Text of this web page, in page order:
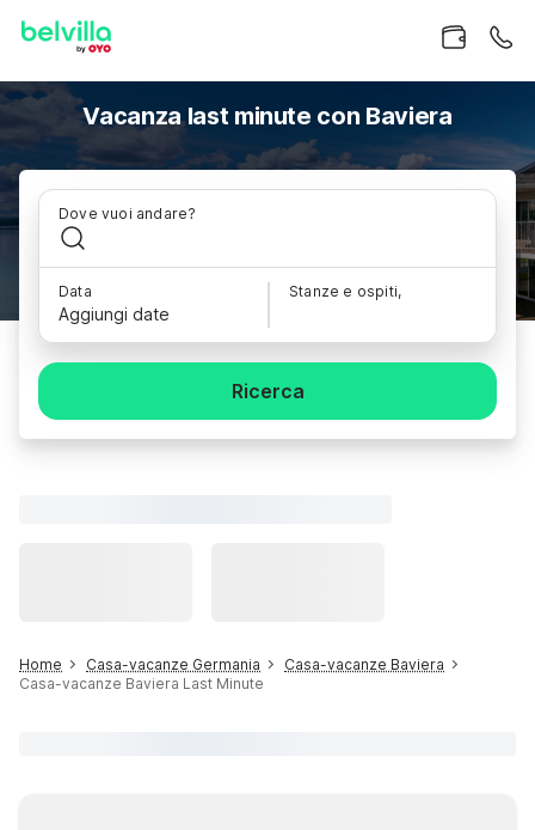
Vacanza last minute con Baviera
Dove vuoi andare?
Data
Aggiungi date
Stanze e ospiti,
Ricerca
Home Casa-vacanze Germania
Casa-vacanze Baviera
Casa-vacanze Baviera Last Minute